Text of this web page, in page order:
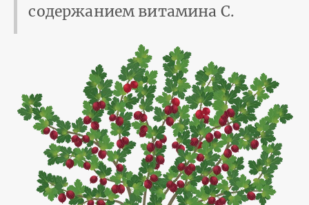
содержанием витамина С.